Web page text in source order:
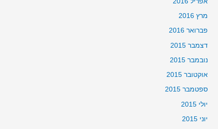
מרץ 2016
פברואר 2016
דצמבר 2015
נובמבר 2015
אוקטובר 2015
ספטמבר 2015
יולי 2015
יוני 2015